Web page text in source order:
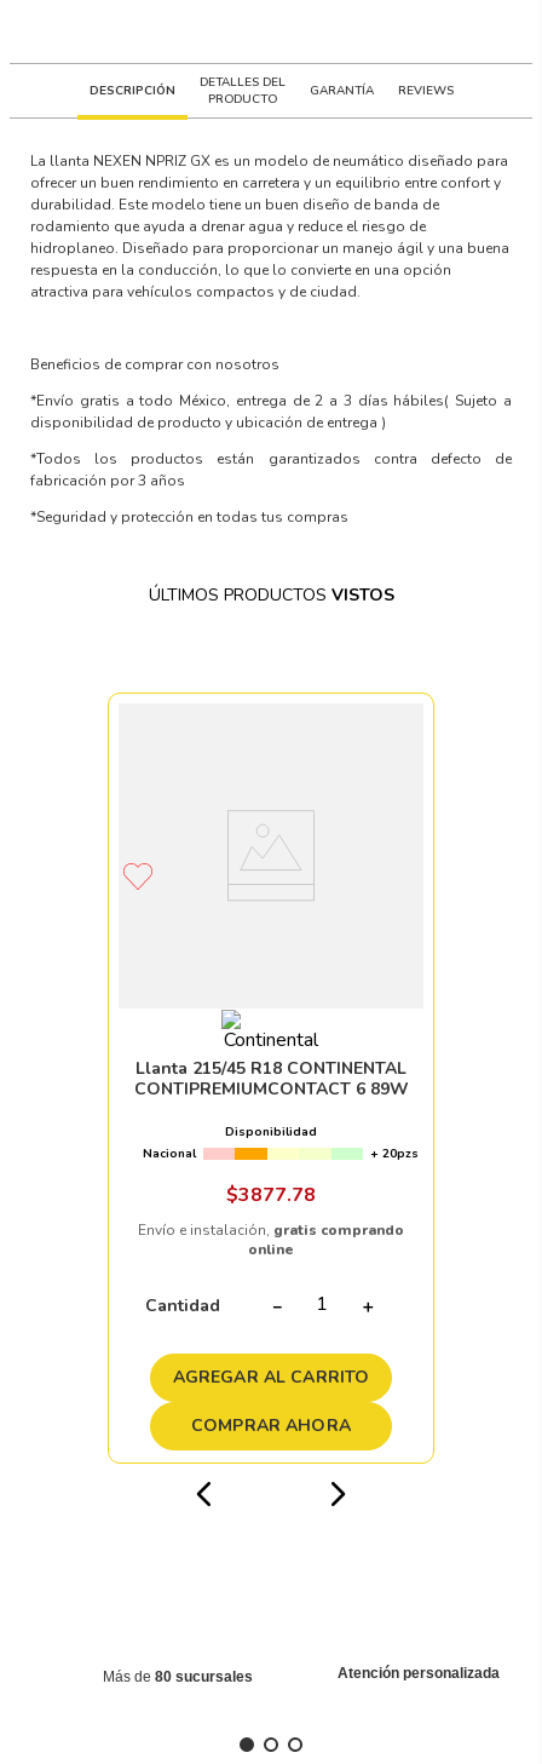
DESCRIPCIÓN
DETALLES DEL
PRODUCTO
GARANTÍA REVIEWS
La llanta NEXEN NPRIZ GX es un modelo de neumático diseñado para
ofrecer un buen rendimiento en carretera y un equilibrio entre confort y
durabilidad. Este modelo tiene un buen diseño de banda de
rodamiento que ayuda a drenar agua y reduce el riesgo de
hidroplaneo. Diseñado para proporcionar un manejo ágil y una buena
respuesta en la conducción, lo que lo convierte en una opción
atractiva para vehículos compactos y de ciudad.
Beneficios de comprar con nosotros
*Envío gratis a todo México, entrega de 2 a 3 días hábiles( Sujeto a
disponibilidad de producto y ubicación de entrega )
*Todos los productos están garantizados contra defecto de
fabricación por 3 años
*Seguridad y protección en todas tus compras
ÚLTIMOS PRODUCTOS VISTOS
Llanta 215/45 R18 CONTINENTAL
CONTIPREMIUMCONTACT 6 89W
Disponibilidad
Nacional
+ 20pzs
$3877.78
Envío e instalación, gratis comprando
online
Cantidad ＋
－
AGREGAR AL CARRITO
COMPRAR AHORA
Más de 80 sucursales Atención personalizada